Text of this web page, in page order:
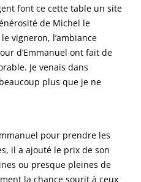
font ce cette table un site
de Michel le
vigneron, l’ambiance
d’Emmanuel ont fait de
Je venais dans
plus que je ne
pour prendre les
il a ajouté le prix de son
ou presque pleines de
la chance sourit à ceux